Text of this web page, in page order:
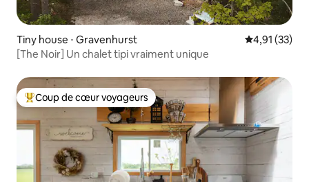
Tiny house ⋅ Gravenhurst Évaluation
4,91 (33)
[The Noir] Un chalet tipi vraiment unique
Coups de cœur voyageurs les plus appréciés
Coup de cœur voyageurs